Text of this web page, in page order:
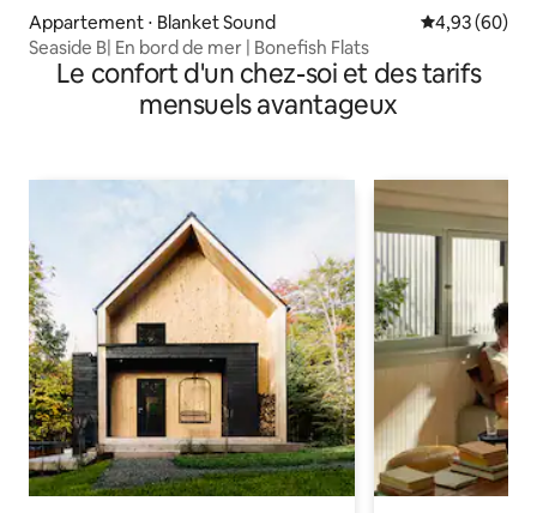
Appartement ⋅ Blanket Sound Évaluation
4,93 (60)
Seaside B| En bord de mer | Bonefish Flats
Le confort d'un chez-soi et des tarifs
mensuels avantageux